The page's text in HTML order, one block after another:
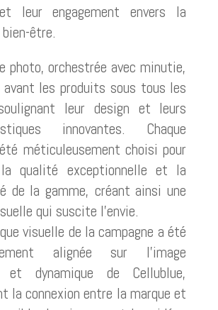
leur engagement envers la
être.
photo, orchestrée avec minutie,
les produits sous tous les
leur design et leurs
innovantes. Chaque
méticuleusement choisi pour
qualité exceptionnelle et la
de la gamme, créant ainsi une
qui suscite l’envie.
visuelle de la campagne a été
alignée sur l’image
et dynamique de Cellublue,
la connexion entre la marque et